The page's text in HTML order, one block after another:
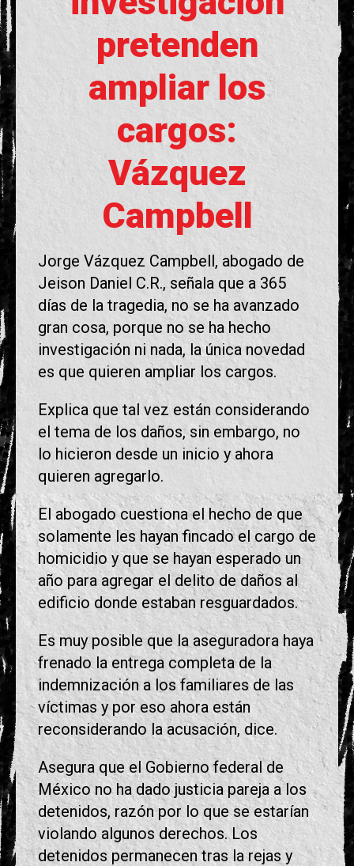
pretenden
ampliar los
cargos:
Vázquez
Campbell
Jorge Vázquez Campbell, abogado de
Jeison Daniel C.R., señala que a 365
días de la tragedia, no se ha avanzado
gran cosa, porque no se ha hecho
investigación ni nada, la única novedad
es que quieren ampliar los cargos.
Explica que tal vez están considerando
el tema de los daños, sin embargo, no
lo hicieron desde un inicio y ahora
quieren agregarlo.
El abogado cuestiona el hecho de que
solamente les hayan fincado el cargo de
homicidio y que se hayan esperado un
año para agregar el delito de daños al
edificio donde estaban resguardados.
Es muy posible que la aseguradora haya
frenado la entrega completa de la
indemnización a los familiares de las
víctimas y por eso ahora están
reconsiderando la acusación, dice.
Asegura que el Gobierno federal de
México no ha dado justicia pareja a los
detenidos, razón por lo que se estarían
violando algunos derechos. Los
detenidos permanecen tras la rejas y